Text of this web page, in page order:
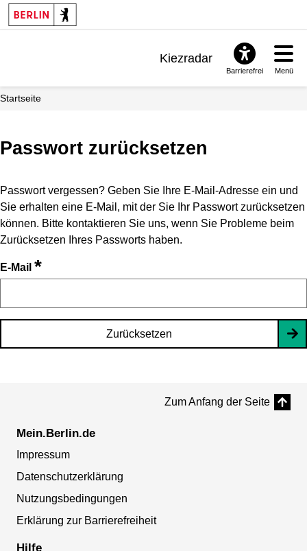
Kiezradar
Barrierefrei Menü
Startseite
Passwort zurücksetzen
Passwort vergessen? Geben Sie Ihre E-Mail-Adresse ein und
Sie erhalten eine E-Mail, mit der Sie Ihr Passwort zurücksetzen
können. Bitte kontaktieren Sie uns, wenn Sie Probleme beim
Zurücksetzen Ihres Passworts haben.
E-Mail *
Zurücksetzen
Zum Anfang der Seite
Mein.Berlin.de
Impressum
Datenschutzerklärung
Nutzungsbedingungen
Erklärung zur Barrierefreiheit
Hilfe